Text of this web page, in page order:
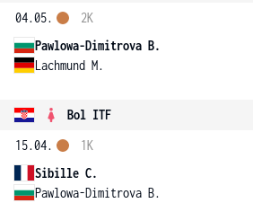
04.05.
Pawlowa-Dimitrova B.
Lachmund M.
2K
Bol ITF
15.04.
Sibille C.
Pawlowa-Dimitrova B.
1K